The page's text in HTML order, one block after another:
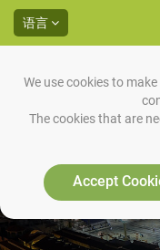
We use cookies to
The cookies that are
Accept
语言
你